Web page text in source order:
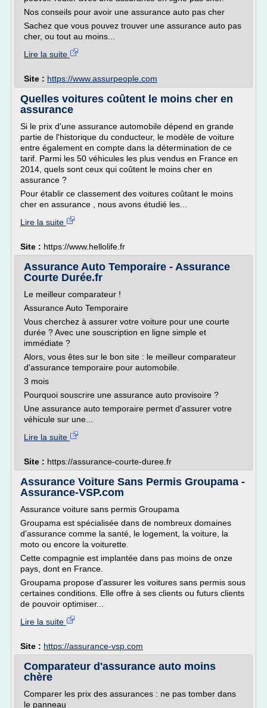
Nos conseils pour avoir une assurance auto pas cher
Sachez que vous pouvez trouver une assurance auto pas
cher, ou tout au moins...
Lire la suite
Site : https://www.assurpeople.com
Quelles voitures coûtent le moins cher en
assurance
Si le prix d'une assurance automobile dépend en grande
partie de l'historique du conducteur, le modèle de voiture
entre également en compte dans la détermination de ce
tarif. Parmi les 50 véhicules les plus vendus en France en
2014, quels sont ceux qui coûtent le moins cher en
assurance ?
Pour établir ce classement des voitures coûtant le moins
cher en assurance , nous avons étudié les...
Lire la suite
Site : https://www.hellolife.fr
Assurance Auto Temporaire - Assurance
Courte Durée.fr
Le meilleur comparateur !
Assurance Auto Temporaire
Vous cherchez à assurer votre voiture pour une courte
durée ? Avec une souscription en ligne simple et
immédiate ?
Alors, vous êtes sur le bon site : le meilleur comparateur
d'assurance temporaire pour automobile.
3 mois
Pourquoi souscrire une assurance auto provisoire ?
Une assurance auto temporaire permet d'assurer votre
véhicule sur une...
Lire la suite
Site : https://assurance-courte-duree.fr
Assurance Voiture Sans Permis Groupama -
Assurance-VSP.com
Assurance voiture sans permis Groupama
Groupama est spécialisée dans de nombreux domaines
d'assurance comme la santé, le logement, la voiture, la
moto ou encore la voiturette.
Cette compagnie est implantée dans pas moins de onze
pays, dont en France.
Groupama propose d'assurer les voitures sans permis sous
certaines conditions. Elle offre à ses clients ou futurs clients
de pouvoir optimiser...
Lire la suite
Site : https://assurance-vsp.com
Comparateur d'assurance auto moins
chère
Comparer les prix des assurances : ne pas tomber dans
le panneau